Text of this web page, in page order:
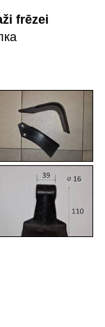
frēzei